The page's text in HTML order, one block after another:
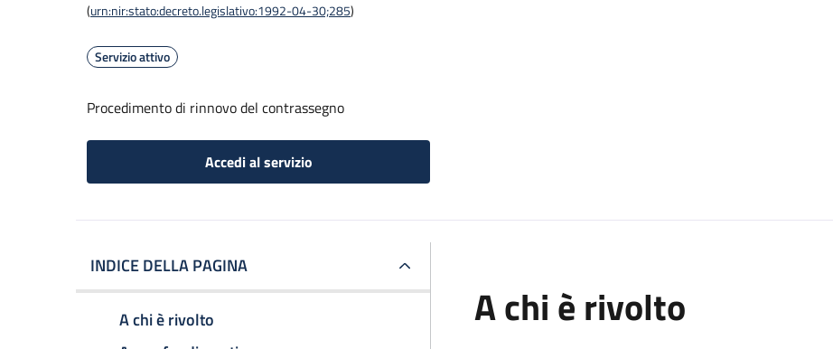
(urn:nir:stato:decreto.legislativo:1992-04-30;285)
Servizio attivo
Procedimento di rinnovo del contrassegno
Accedi al servizio
INDICE DELLA PAGINA
A chi è rivolto
A chi è rivolto